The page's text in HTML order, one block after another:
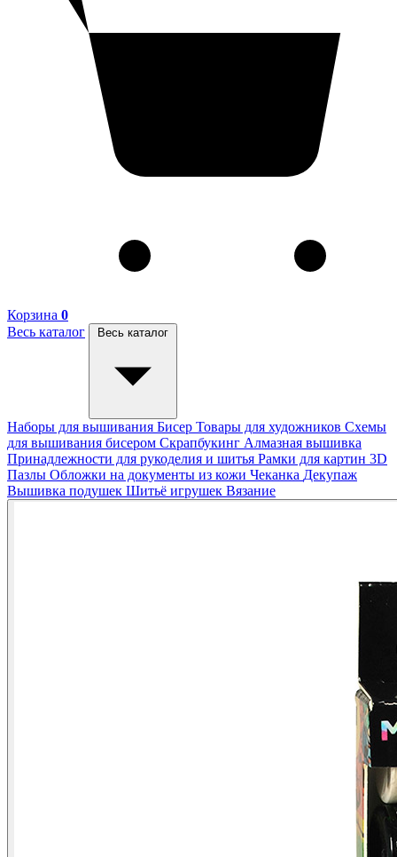
Корзина 0
Весь каталог
Весь каталог
Наборы для вышивания Бисер Товары для художников Схемы
для вышивания бисером Скрапбукинг Алмазная вышивка
Принадлежности для рукоделия и шитья Рамки для картин 3D
Пазлы Обложки на документы из кожи Чеканка Декупаж
Вышивка подушек Шитьё игрушек Вязание